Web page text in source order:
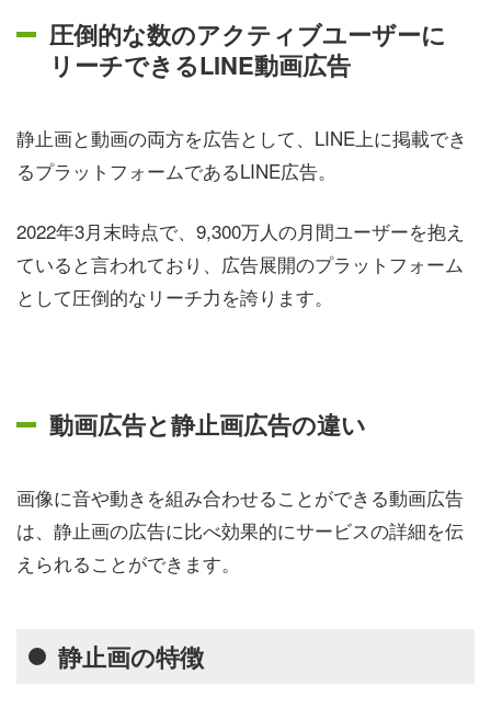
圧倒的な数のアクティブユーザーに
リーチできるLINE動画広告
静止画と動画の両方を広告として、LINE上に掲載でき
るプラットフォームであるLINE広告。
2022年3月末時点で、9,300万人の月間ユーザーを抱え
ていると言われており、広告展開のプラットフォーム
として圧倒的なリーチ力を誇ります。
動画広告と静止画広告の違い
画像に音や動きを組み合わせることができる動画広告
は、静止画の広告に比べ効果的にサービスの詳細を伝
えられることができます。
静止画の特徴